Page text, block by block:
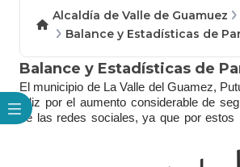
Alcaldía de Valle de Guamuez
Balance y Estadísticas de
Balance y Estadísticas de
El municipio de La Valle del Guamez,
feliz por el aumento considerable de
de las redes sociales, ya que por